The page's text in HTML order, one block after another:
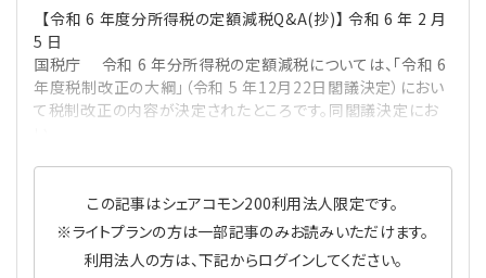
【連載】オピニオンリーダーのnote
【連載】会計相談室
【連載】公益法人のための「新公益信託」活用戦略
【連載】シェアコモン200インタビュー
【連載】シェアコモン200 誌上相談室
【連載】テーマで紐解く逆引きガイドライン
専門誌一覧
お問合せ
【令和 6 年度分所得税の定額減税Q&A(抄)】 令和 6 年 2 月
5 日
国税庁 令和 6 年分所得税の定額減税については、「令和 6
年度税制改正の大綱」（令和 5 年12月22日閣議決定）におい
て税制改正の内容が決定されたところです。同閣議決定にお
この記事はシェアコモン200利用法人限定です。
※ライトプランの方は一部記事のみお読みいただけます。
利用法人の方は、下記からログインしてください。